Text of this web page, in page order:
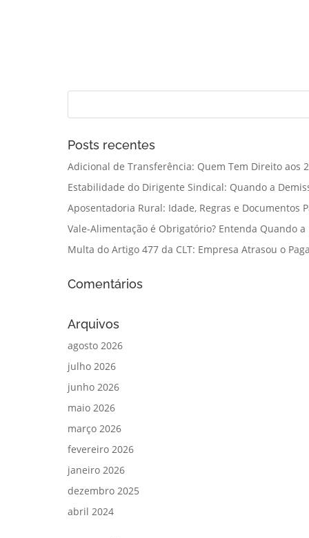
Posts recentes
Adicional de Transferência: Quem Tem Direito aos
Estabilidade do Dirigente Sindical: Quando a
Aposentadoria Rural: Idade, Regras e Documentos
Vale-Alimentação é Obrigatório? Entenda Quando
Multa do Artigo 477 da CLT: Empresa Atrasou o
Comentários
Arquivos
agosto 2026
julho 2026
junho 2026
maio 2026
março 2026
fevereiro 2026
janeiro 2026
dezembro 2025
abril 2024